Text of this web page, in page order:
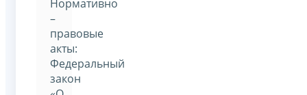
Нормативно
–
правовые
акты:
Федеральный
закон